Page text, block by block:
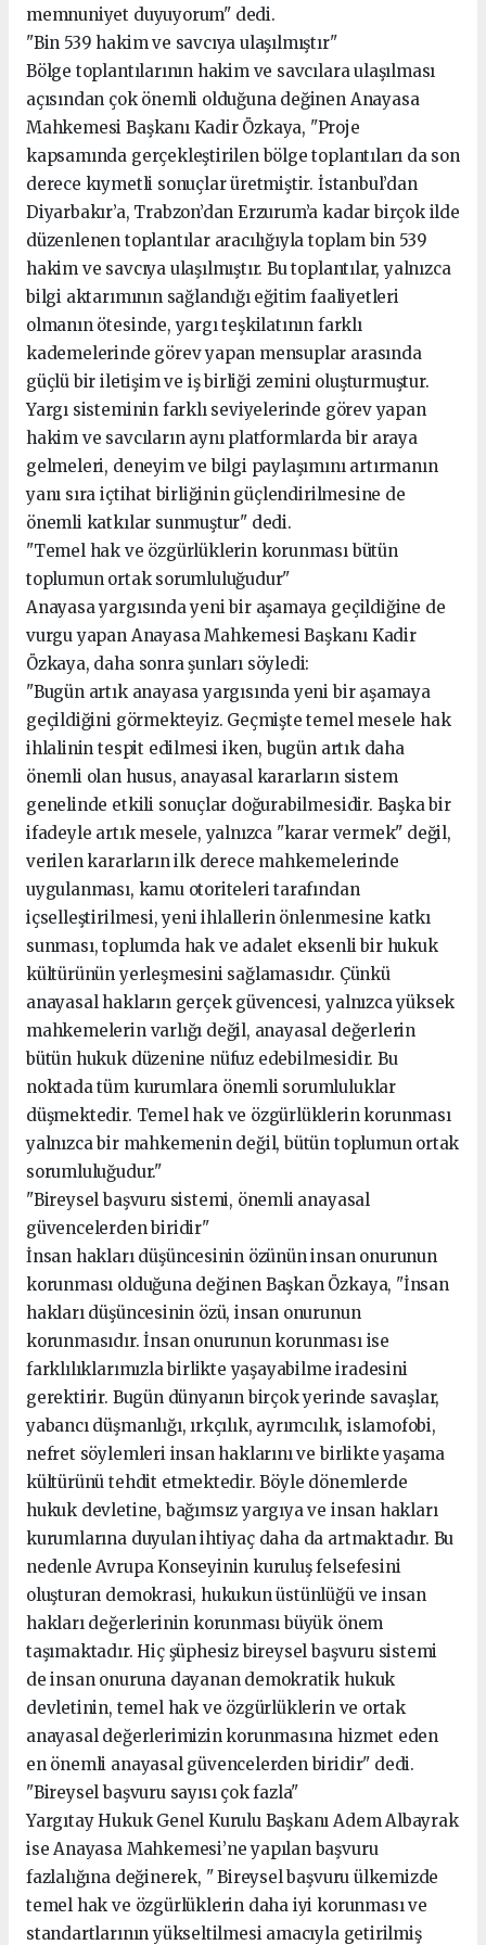
memnuniyet duyuyorum" dedi.
"Bin 539 hakim ve savcıya ulaşılmıştır"
Bölge toplantılarının hakim ve savcılara ulaşılması
açısından çok önemli olduğuna değinen Anayasa
Mahkemesi Başkanı Kadir Özkaya, "Proje
kapsamında gerçekleştirilen bölge toplantıları da son
derece kıymetli sonuçlar üretmiştir. İstanbul’dan
Diyarbakır’a, Trabzon’dan Erzurum’a kadar birçok ilde
düzenlenen toplantılar aracılığıyla toplam bin 539
hakim ve savcıya ulaşılmıştır. Bu toplantılar, yalnızca
bilgi aktarımının sağlandığı eğitim faaliyetleri
olmanın ötesinde, yargı teşkilatının farklı
kademelerinde görev yapan mensuplar arasında
güçlü bir iletişim ve iş birliği zemini oluşturmuştur.
Yargı sisteminin farklı seviyelerinde görev yapan
hakim ve savcıların aynı platformlarda bir araya
gelmeleri, deneyim ve bilgi paylaşımını artırmanın
yanı sıra içtihat birliğinin güçlendirilmesine de
önemli katkılar sunmuştur" dedi.
"Temel hak ve özgürlüklerin korunması bütün
toplumun ortak sorumluluğudur"
Anayasa yargısında yeni bir aşamaya geçildiğine de
vurgu yapan Anayasa Mahkemesi Başkanı Kadir
Özkaya, daha sonra şunları söyledi:
"Bugün artık anayasa yargısında yeni bir aşamaya
geçildiğini görmekteyiz. Geçmişte temel mesele hak
ihlalinin tespit edilmesi iken, bugün artık daha
önemli olan husus, anayasal kararların sistem
genelinde etkili sonuçlar doğurabilmesidir. Başka bir
ifadeyle artık mesele, yalnızca "karar vermek" değil,
verilen kararların ilk derece mahkemelerinde
uygulanması, kamu otoriteleri tarafından
içselleştirilmesi, yeni ihlallerin önlenmesine katkı
sunması, toplumda hak ve adalet eksenli bir hukuk
kültürünün yerleşmesini sağlamasıdır. Çünkü
anayasal hakların gerçek güvencesi, yalnızca yüksek
mahkemelerin varlığı değil, anayasal değerlerin
bütün hukuk düzenine nüfuz edebilmesidir. Bu
noktada tüm kurumlara önemli sorumluluklar
düşmektedir. Temel hak ve özgürlüklerin korunması
yalnızca bir mahkemenin değil, bütün toplumun ortak
sorumluluğudur."
"Bireysel başvuru sistemi, önemli anayasal
güvencelerden biridir"
İnsan hakları düşüncesinin özünün insan onurunun
korunması olduğuna değinen Başkan Özkaya, "İnsan
hakları düşüncesinin özü, insan onurunun
korunmasıdır. İnsan onurunun korunması ise
farklılıklarımızla birlikte yaşayabilme iradesini
gerektirir. Bugün dünyanın birçok yerinde savaşlar,
yabancı düşmanlığı, ırkçılık, ayrımcılık, islamofobi,
nefret söylemleri insan haklarını ve birlikte yaşama
kültürünü tehdit etmektedir. Böyle dönemlerde
hukuk devletine, bağımsız yargıya ve insan hakları
kurumlarına duyulan ihtiyaç daha da artmaktadır. Bu
nedenle Avrupa Konseyinin kuruluş felsefesini
oluşturan demokrasi, hukukun üstünlüğü ve insan
hakları değerlerinin korunması büyük önem
taşımaktadır. Hiç şüphesiz bireysel başvuru sistemi
de insan onuruna dayanan demokratik hukuk
devletinin, temel hak ve özgürlüklerin ve ortak
anayasal değerlerimizin korunmasına hizmet eden
en önemli anayasal güvencelerden biridir" dedi.
"Bireysel başvuru sayısı çok fazla"
Yargıtay Hukuk Genel Kurulu Başkanı Adem Albayrak
ise Anayasa Mahkemesi’ne yapılan başvuru
fazlalığına değinerek, " Bireysel başvuru ülkemizde
temel hak ve özgürlüklerin daha iyi korunması ve
standartlarının yükseltilmesi amacıyla getirilmiş